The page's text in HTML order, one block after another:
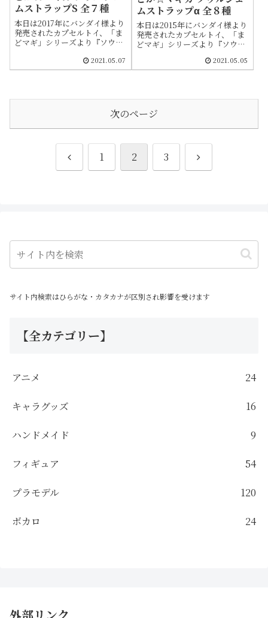
い
パクトで、その容姿はモデルの
ような美脚とクールで凛とした
美少女として描かれています。
人間側のメインヒロインであ
る"犬山まや"からはねこ姉さん
と呼ばれるほどの彼女ですが、
好きな人の前では素直になれな
ムストラップS 全７種
本日は2017年にバンダイ様より
発売されたカプセルトイ、「ま
どマギ」シリーズより『ソウル
します。先日レビューした『ソ
ウルジェムストラップα』から
ロパーツを組み込んだストラッ
プシリーズの集大成といえるア
イテムです。そのほか発色など
も大幅に改善されていましたの
アイテムのため現在入手するこ
とは困難ですが、今年2021年に
2021.05.07
ムストラップα 全８種
本日は2015年にバンダイ様より
発売されたカプセルトイ、「ま
どマギ」シリーズより『ソウル
します。「まどマギ」は2011年
に放送されたテレビアニメシリ
たなプロジェクトの始動が発表
されました。10年という長い歴
史を持つ作品ですが現在でも旬
といえる名作なので今後も目が
新作タイトルは『劇場版 魔法少
女まどか☆マギカ〈ワルプルギ
2021.05.05
次のページ
前
1 2 3
次
サイト内検索はひらがな・カタカナが区別され影響を受けます
【全カテゴリー】
アニメ 24
キャラグッズ 16
ハンドメイド 9
フィギュア 54
プラモデル 120
ボカロ 24